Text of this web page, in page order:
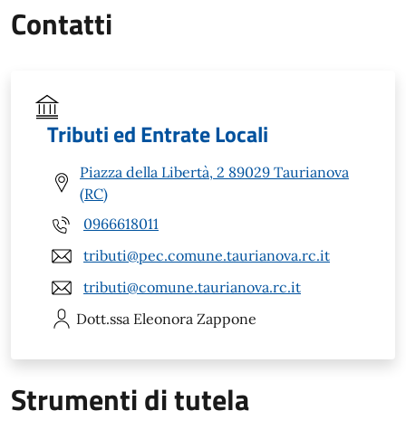
Contatti
Tributi ed Entrate Locali
Piazza della Libertà, 2 89029 Taurianova
(RC)
0966618011
tributi@pec.comune.taurianova.rc.it
tributi@comune.taurianova.rc.it
Dott.ssa Eleonora Zappone
Strumenti di tutela